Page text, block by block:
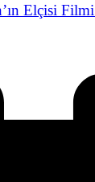
Elçisi